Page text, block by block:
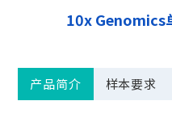
10x Genomics
产品简介 样本要求